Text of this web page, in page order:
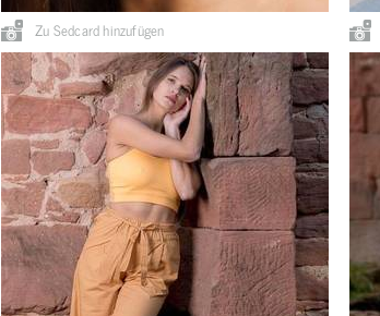
Zu Sedcard hinzufügen